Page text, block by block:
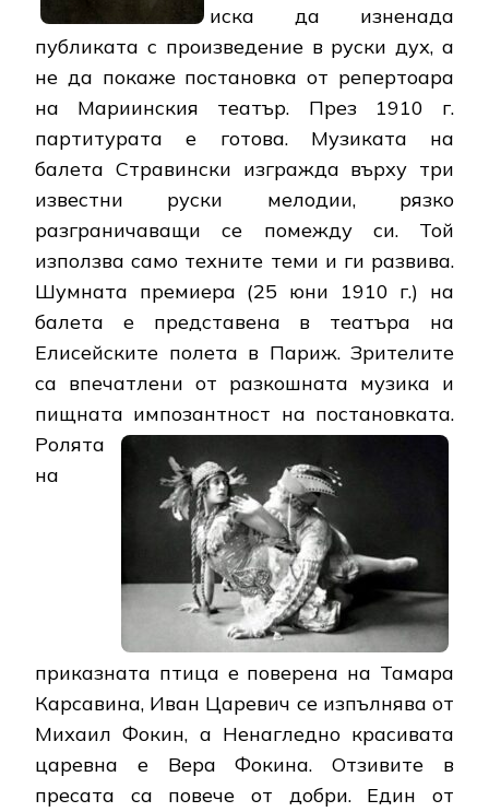
иска да изненада
публиката с произведение в руски дух, а
не да покаже постановка от репертоара
на Мариинския театър. През 1910 г.
партитурата е готова. Музиката на
балета Стравински изгражда върху три
известни руски мелодии, рязко
разграничаващи се помежду си. Той
използва само техните теми и ги развива.
Шумната премиера (25 юни 1910 г.) на
балета е представена в театъра на
Елисейските полета в Париж. Зрителите
са впечатлени от разкошната музика и
пищната импозантност на постановката.
Ролята
на
приказната птица е поверена на Тамара
Карсавина, Иван Царевич се изпълнява от
Михаил Фокин, а Ненагледно красивата
царевна е Вера Фокина. Отзивите в
пресата са повече от добри. Един от